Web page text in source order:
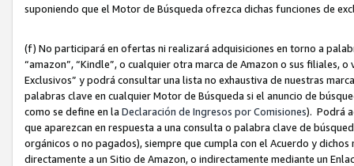
suponiendo que el Motor de Búsqueda ofrezca dichas funciones de
(f) No participará en ofertas ni realizará adquisiciones en torno a
“amazon”, “Kindle”, o cualquier otra marca de Amazon o sus filiales,
Exclusivos” y podrá consultar una lista no exhaustiva de nuestras
palabras clave en cualquier Motor de Búsqueda si el anuncio de
como se define en la Declaración de Ingresos por Comisiones). Podrá
que aparezcan en respuesta a una consulta o palabra clave de
orgánicos o no pagados), siempre que cumpla con el Acuerdo y
directamente a un Sitio de Amazon, o indirectamente mediante un